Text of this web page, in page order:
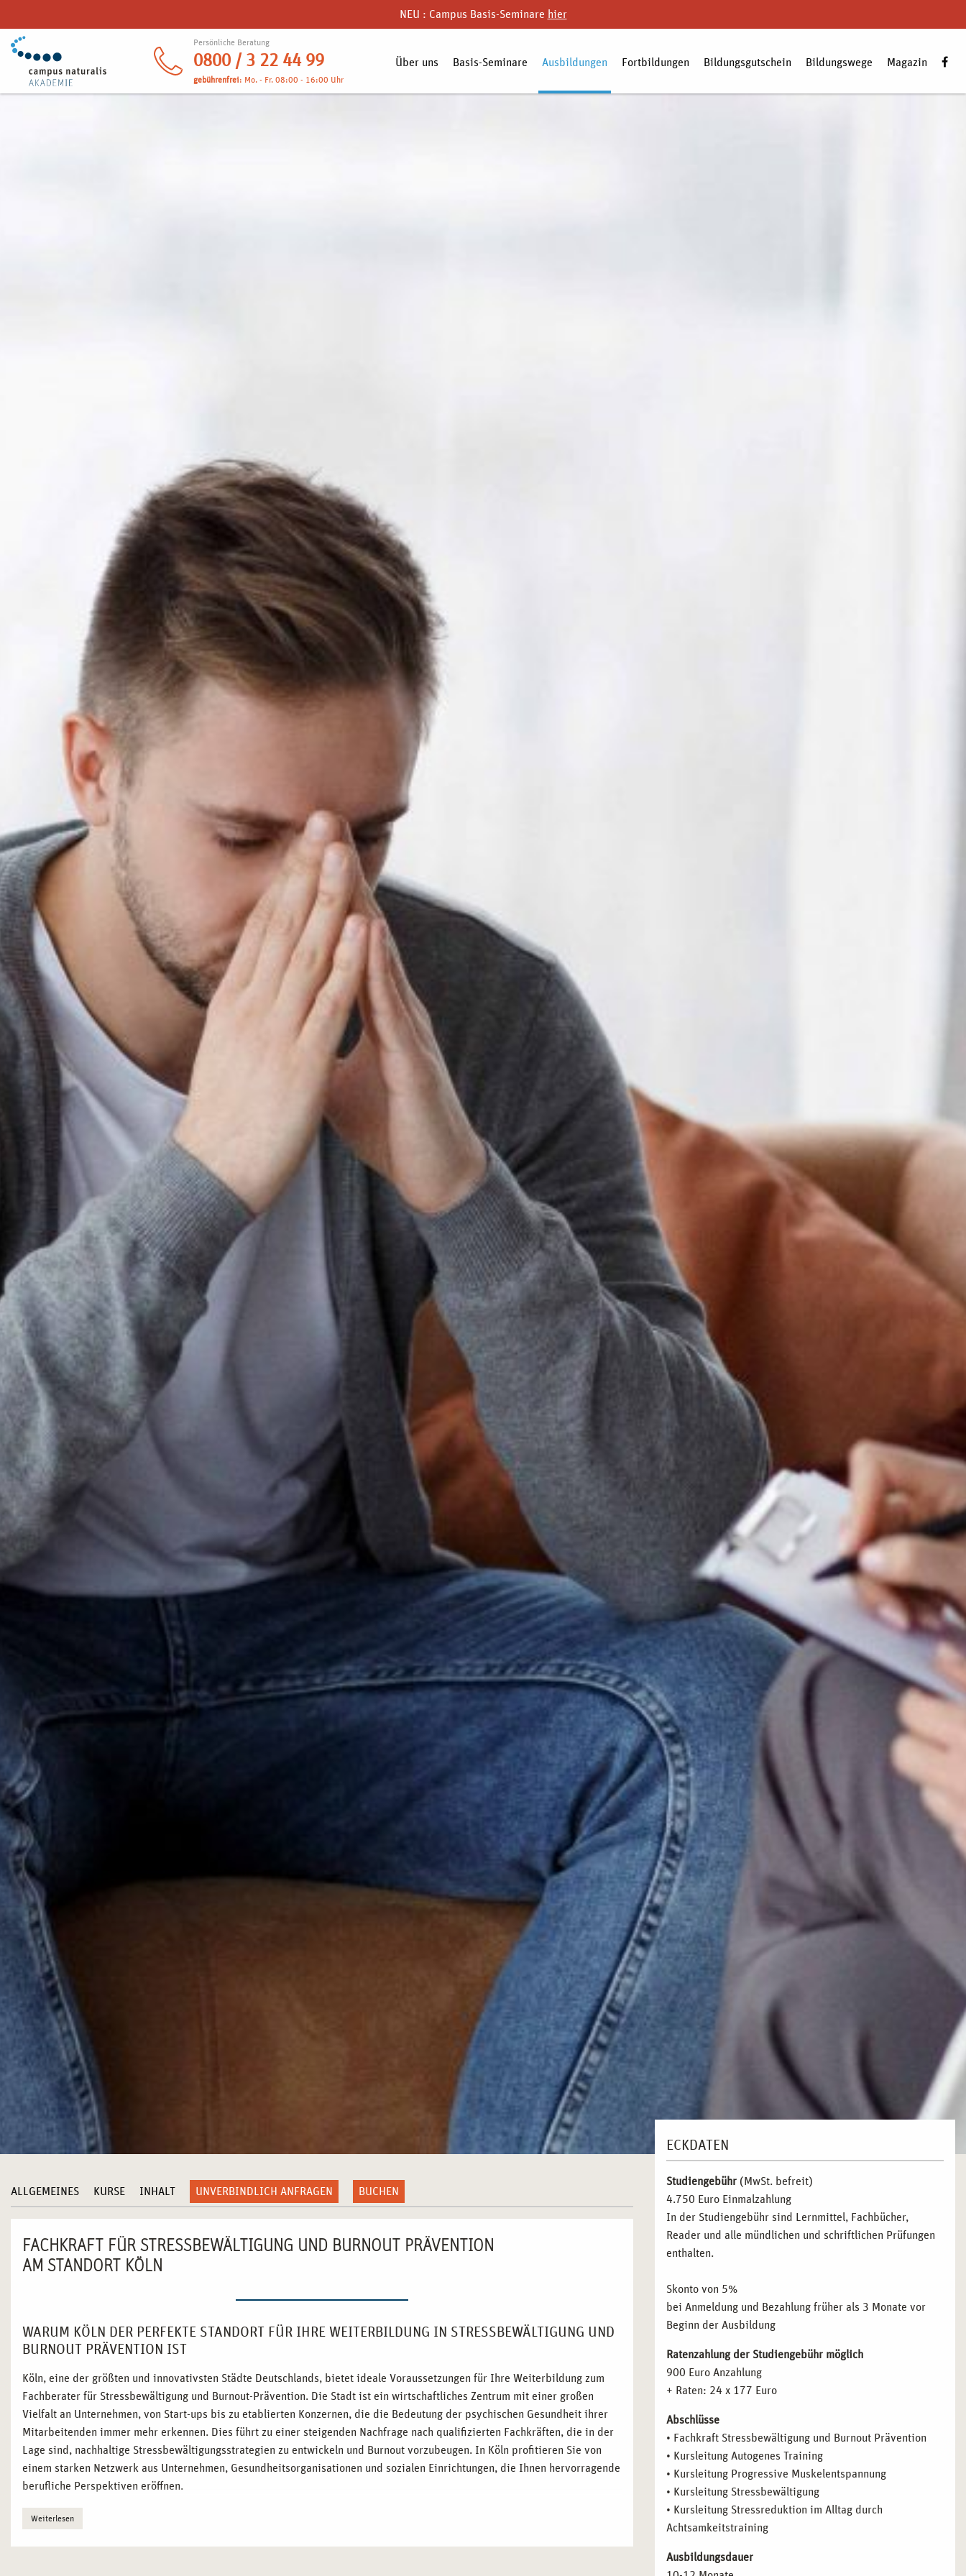
NEU : Campus Basis-Seminare hier
Persönliche Beratung
0800 / 3 22 44 99
gebührenfrei: Mo. - Fr. 08:00 - 16:00 Uhr
Über uns Basis-Seminare Ausbildungen Fortbildungen Bildungsgutschein Bildungswege Magazin
ALLGEMEINES KURSE INHALT UNVERBINDLICH ANFRAGEN BUCHEN
FACHKRAFT FÜR STRESSBEWÄLTIGUNG UND BURNOUT PRÄVENTION
AM STANDORT KÖLN
WARUM KÖLN DER PERFEKTE STANDORT FÜR IHRE WEITERBILDUNG IN STRESSBEWÄLTIGUNG UND
BURNOUT PRÄVENTION IST
Köln, eine der größten und innovativsten Städte Deutschlands, bietet ideale Voraussetzungen für Ihre Weiterbildung zum
Fachberater für Stressbewältigung und Burnout-Prävention. Die Stadt ist ein wirtschaftliches Zentrum mit einer großen
Vielfalt an Unternehmen, von Start-ups bis zu etablierten Konzernen, die die Bedeutung der psychischen Gesundheit ihrer
Mitarbeitenden immer mehr erkennen. Dies führt zu einer steigenden Nachfrage nach qualifizierten Fachkräften, die in der
Lage sind, nachhaltige Stressbewältigungsstrategien zu entwickeln und Burnout vorzubeugen. In Köln profitieren Sie von
einem starken Netzwerk aus Unternehmen, Gesundheitsorganisationen und sozialen Einrichtungen, die Ihnen hervorragende
berufliche Perspektiven eröffnen.
SCHWERPUNKTE DER WEITERBILDUNG IN STRESSBEWÄLTIGUNG UND BURNOUT PRÄVENTION IN
KÖLN
Weiterlesen
ECKDATEN
Studiengebühr (MwSt. befreit)
4.750 Euro Einmalzahlung
In der Studiengebühr sind Lernmittel, Fachbücher,
Reader und alle mündlichen und schriftlichen Prüfungen
enthalten.
Skonto von 5%
bei Anmeldung und Bezahlung früher als 3 Monate vor
Beginn der Ausbildung
Ratenzahlung der Studiengebühr möglich
900 Euro Anzahlung
+ Raten: 24 x 177 Euro
Abschlüsse
• Fachkraft Stressbewältigung und Burnout Prävention
• Kursleitung Autogenes Training
• Kursleitung Progressive Muskelentspannung
• Kursleitung Stressbewältigung
• Kursleitung Stressreduktion im Alltag durch
Achtsamkeitstraining
Ausbildungsdauer